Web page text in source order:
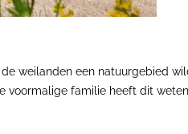
weilanden een natuurgebied
familie heeft dit